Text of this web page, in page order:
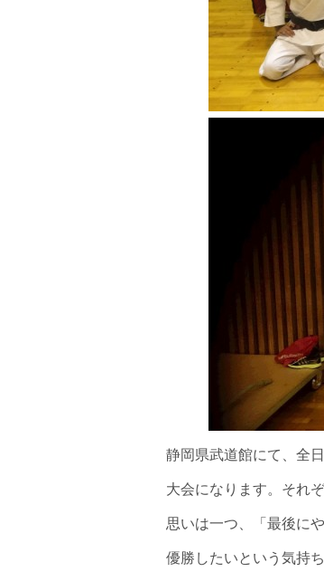
静岡県武道館にて、全
大会になります。それ
思いは一つ、「最後に
優勝したいという気持